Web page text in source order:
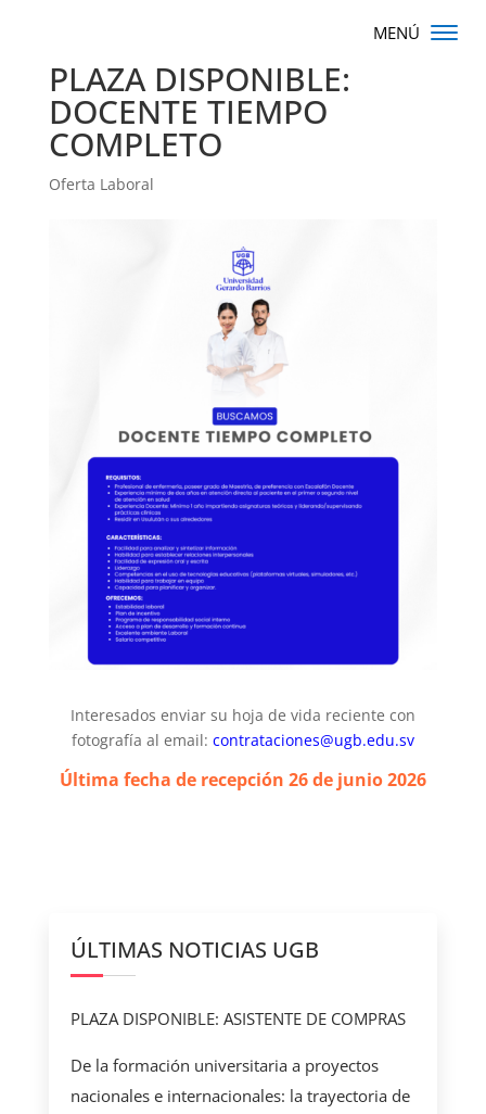
PLAZA DISPONIBLE:
DOCENTE TIEMPO
COMPLETO
Oferta Laboral
Interesados enviar su hoja de vida reciente con
fotografía al email: contrataciones@ugb.edu.sv
Última fecha de recepción 26 de junio2026
ÚLTIMAS NOTICIAS UGB
PLAZA DISPONIBLE: ASISTENTE DE COMPRAS
De la formación universitaria a proyectos
nacionales e internacionales: la trayectoria de